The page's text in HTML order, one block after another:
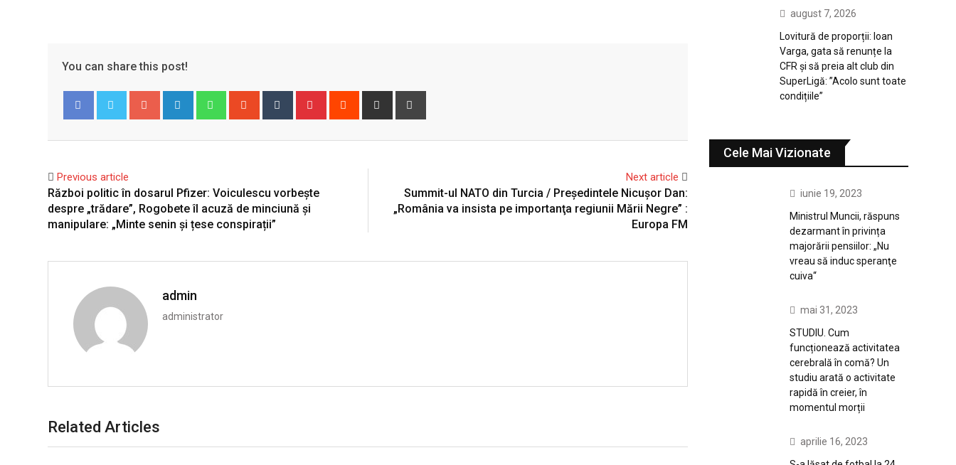
You can share this post!
Google+ LinkedIn WhatsappStumbleUpon
Tumblr Pinterest Reddit
Share
Previous article
Război politic în dosarul Pfizer: Voiculescu vorbește
despre „trădare”, Rogobete îl acuză de minciună și
manipulare: „Minte senin și țese conspirații”
Next article
Summit-ul NATO din Turcia / Președintele Nicușor Dan:
„România va insista pe importanţa regiunii Mării Negre” :
Europa FM
admin
administrator
Related Articles
august 7, 2026
Lovitură de proporții: Ioan
Varga, gata să renunțe la
CFR și să preia alt club din
SuperLigă: ”Acolo sunt toate
condițiile”
Cele Mai Vizionate
iunie 19, 2023
Ministrul Muncii, răspuns
dezarmant în privința
majorării pensiilor: „Nu
vreau să induc speranţe
cuiva“
mai 31, 2023
STUDIU. Cum
funcționează activitatea
cerebrală în comă? Un
studiu arată o activitate
rapidă în creier, în
momentul morții
aprilie 16, 2023